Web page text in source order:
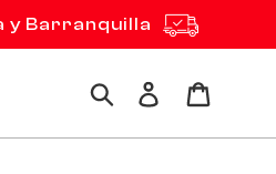
y Barranquilla
BuscarIngresar